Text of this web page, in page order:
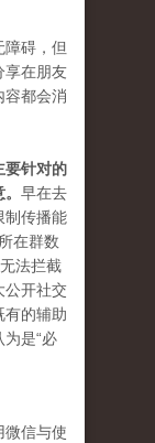
障碍，但
享在朋友
容都会消
要针对的
早在去
制传播能
在群数
法拦截
公开社交
有的辅助
是“必
微信与使